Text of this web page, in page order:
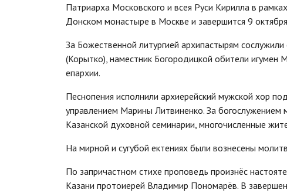
Патриарха Московского и всея Руси Кирилла в
Донском монастыре в Москве и завершится 9
За Божественной литургией архипастырям
(Корытко), наместник Богородицкой обители игумен
епархии.
Песнопения исполнили архиерейский мужской хор
управлением Марины Литвиненко. За
Казанской духовной семинарии, многочисленные
На мирной и сугубой ектениях были вознесены
По запричастном стихе проповедь произнёс
Казани протоиерей Владимир Пономарёв. В